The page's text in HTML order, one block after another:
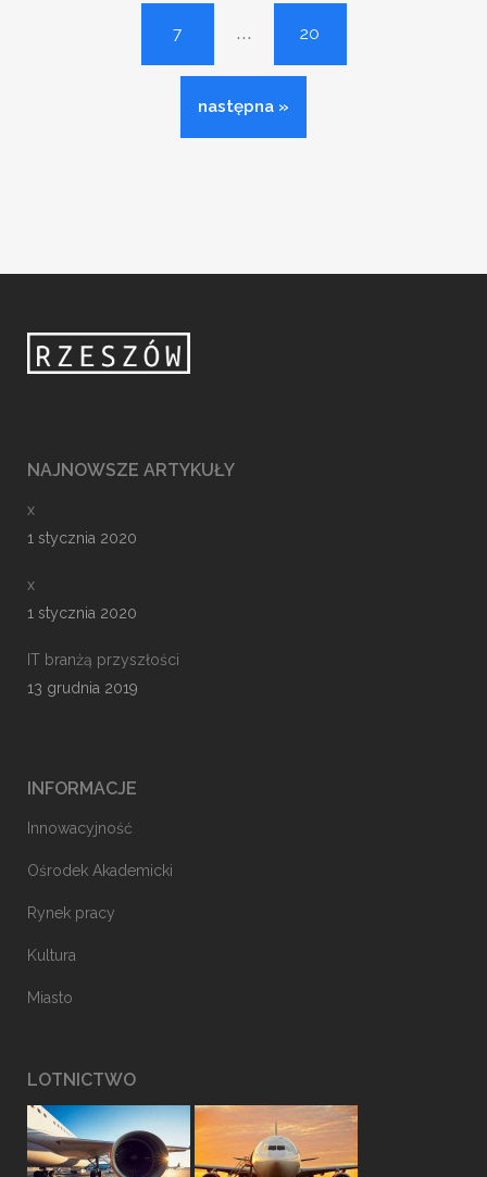
7 ... 20
następna »
NAJNOWSZE ARTYKUŁY
x
1 stycznia 2020
x
1 stycznia 2020
IT branżą przyszłości
13 grudnia 2019
INFORMACJE
Innowacyjność
Ośrodek Akademicki
Rynek pracy
Kultura
Miasto
LOTNICTWO